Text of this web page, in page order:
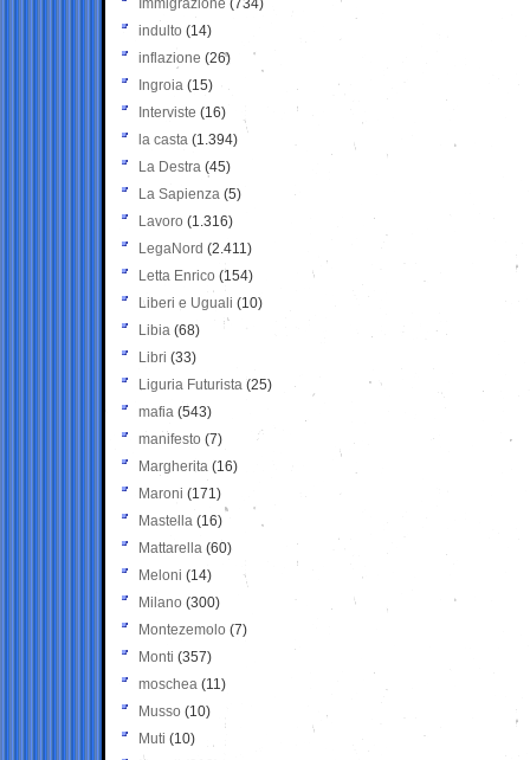
Immigrazione (734)
indulto (14)
inflazione (26)
Ingroia (15)
Interviste (16)
la casta (1.394)
La Destra (45)
La Sapienza (5)
Lavoro (1.316)
LegaNord (2.411)
Letta Enrico (154)
Liberi e Uguali (10)
Libia (68)
Libri (33)
Liguria Futurista (25)
mafia (543)
manifesto (7)
Margherita (16)
Maroni (171)
Mastella (16)
Mattarella (60)
Meloni (14)
Milano (300)
Montezemolo (7)
Monti (357)
moschea (11)
Musso (10)
Muti (10)